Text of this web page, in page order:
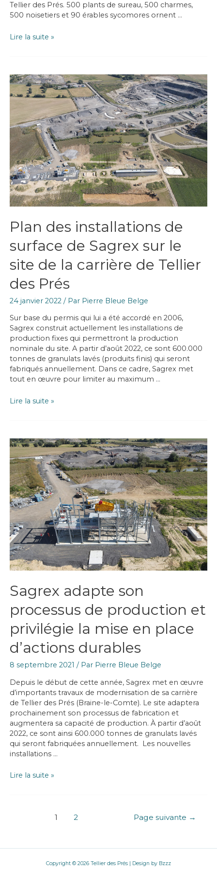
Tellier des Prés. 500 plants de sureau, 500 charmes,
500 noisetiers et 90 érables sycomores ornent …
1590
le
site
de
la
carrière
de
Tellier
des
Prés…
Yes
we
plant !
Lire la suite »
Plan des installations de
surface de Sagrex sur le
site de la carrière de Tellier
des Prés
24 janvier 2022 / Par Pierre Bleue Belge
Sur base du permis qui lui a été accordé en 2006,
Sagrex construit actuellement les installations de
production fixes qui permettront la production
nominale du site. A partir d’août 2022, ce sont 600.000
tonnes de granulats lavés (produits finis) qui seront
fabriqués annuellement. Dans ce cadre, Sagrex met
tout en œuvre pour limiter au maximum …
Plan
surface
Sagrex
sur
le
site
de
la
carrière
de
Tellier
des
Prés
Lire la suite »
Sagrex adapte son
processus de production et
privilégie la mise en place
d’actions durables
8 septembre 2021 / Par Pierre Bleue Belge
Depuis le début de cette année, Sagrex met en œuvre
d’importants travaux de modernisation de sa carrière
de Tellier des Prés (Braine-le-Comte). Le site adaptera
prochainement son processus de fabrication et
augmentera sa capacité de production. À partir d’août
2022, ce sont ainsi 600.000 tonnes de granulats lavés
qui seront fabriquées annuellement. Les nouvelles
installations …
Sagrex
privilégie
Lire la suite »
1 2 Page suivante →
Copyright © 2026 Tellier des Prés | Design by Bzzz